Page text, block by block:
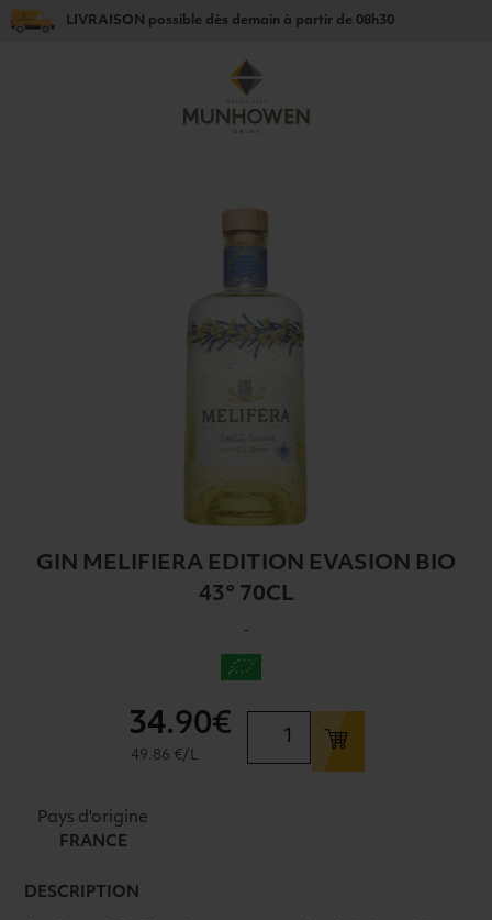
LIVRAISON possible dès demain à partir de 08h30
GIN MELIFIERA EDITION EVASION BIO
43° 70CL
-
34.90€
49.86 €/L
Pays d'origine
FRANCE
DESCRIPTION